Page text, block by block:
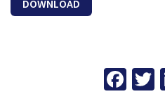
DOWNLOAD